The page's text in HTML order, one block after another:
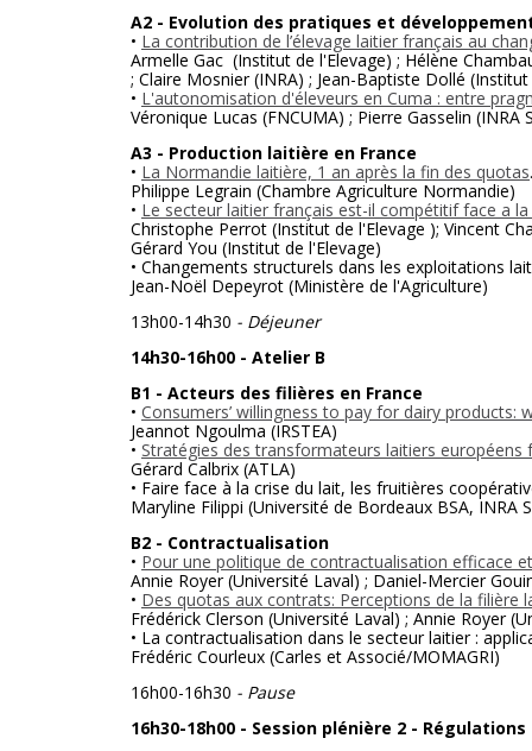
A2 - Evolution des pratiques et
• La contribution de l’élevage laitier français au
Armelle Gac (Institut de l'Elevage) ; Hélène
; Claire Mosnier (INRA) ; Jean-Baptiste Dollé
• L'autonomisation d'éleveurs en Cuma : entre
Véronique Lucas (FNCUMA) ; Pierre Gasselin (INRA
A3 - Production laitière en France
• La Normandie laitière, 1 an après la fin des quotas.
Philippe Legrain (Chambre Agriculture Normandie)
• Le secteur laitier français est-il compétitif face a
Christophe Perrot (Institut de l'Elevage ); Vincent
Gérard You (Institut de l'Elevage)
• Changements structurels dans les exploitations
Jean-Noël Depeyrot (Ministère de l'Agriculture)
13h00-14h30 - Déjeuner
14h30-16h00 - Atelier B
B1 - Acteurs des filières en France
• Consumers’ willingness to pay for dairy products:
Jeannot Ngoulma (IRSTEA)
• Stratégies des transformateurs laitiers
Gérard Calbrix (ATLA)
• Faire face à la crise du lait, les fruitières
Maryline Filippi (Université de Bordeaux BSA, INRA
B2 - Contractualisation
• Pour une politique de contractualisation efficace
Annie Royer (Université Laval) ; Daniel-Mercier
• Des quotas aux contrats: Perceptions de la filière
Frédérick Clerson (Université Laval) ; Annie Royer
• La contractualisation dans le secteur laitier :
Frédéric Courleux (Carles et Associé/MOMAGRI)
16h00-16h30 - Pause
16h30-18h00 - Session plénière 2 -